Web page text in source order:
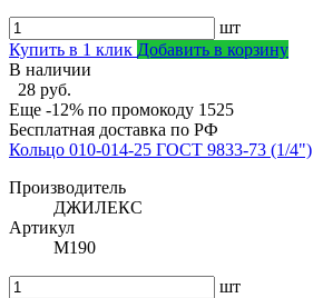
шт
Купить в 1 клик Добавить в корзину
В наличии
28 руб.
Еще -12% по промокоду 1525
Бесплатная доставка по РФ
Кольцо 010-014-25 ГОСТ 9833-73 (1/4")
Производитель
ДЖИЛЕКС
Артикул
М190
шт